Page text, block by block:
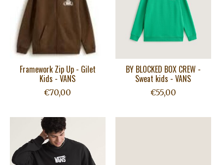
Framework Zip Up - Gilet
Kids - VANS
€70,00
BY BLOCKED BOX CREW -
Sweat kids - VANS
€55,00